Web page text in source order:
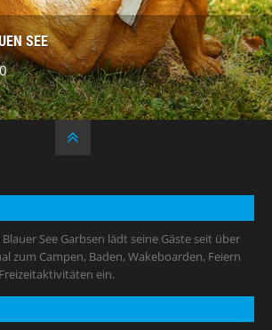
SEE
See Garbsen lädt seine Gäste seit über
zum Campen, Baden, Wakeboarden, Feiern
ein.